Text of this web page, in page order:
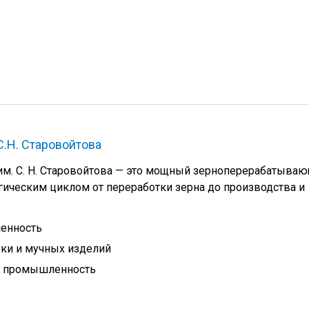
Старовойтова
С. Н. Старовойтова — это мощный
циклом от переработки зерна до производства и
и мучных изделий